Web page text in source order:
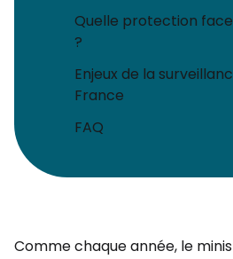
Quelle protection
?
Enjeux de la
France
FAQ
Comme chaque année, le